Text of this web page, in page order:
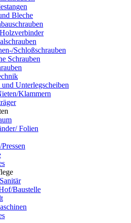
Bleche
Schloßschrauben
Schrauben
Unterlegscheiben
Klammern
Folien
Baustelle